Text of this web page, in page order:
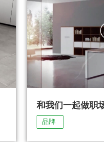
和我们一起做职
品牌